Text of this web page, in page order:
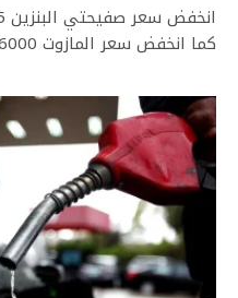
كما انخفض سعر المازوت 26000 ليرة وسعر الغاز 53000 ليرة…